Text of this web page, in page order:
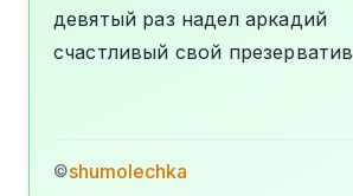
девятый раз надел аркадий
счастливый свой презерватив
©shumolechka